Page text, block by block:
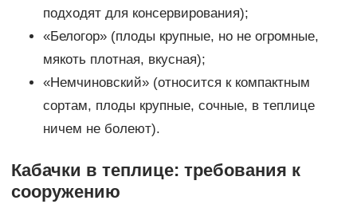
подходят для консервирования);
«Белогор» (плоды крупные, но не огромные,
мякоть плотная, вкусная);
«Немчиновский» (относится к компактным
сортам, плоды крупные, сочные, в теплице
ничем не болеют).
Кабачки в теплице: требования к
сооружению